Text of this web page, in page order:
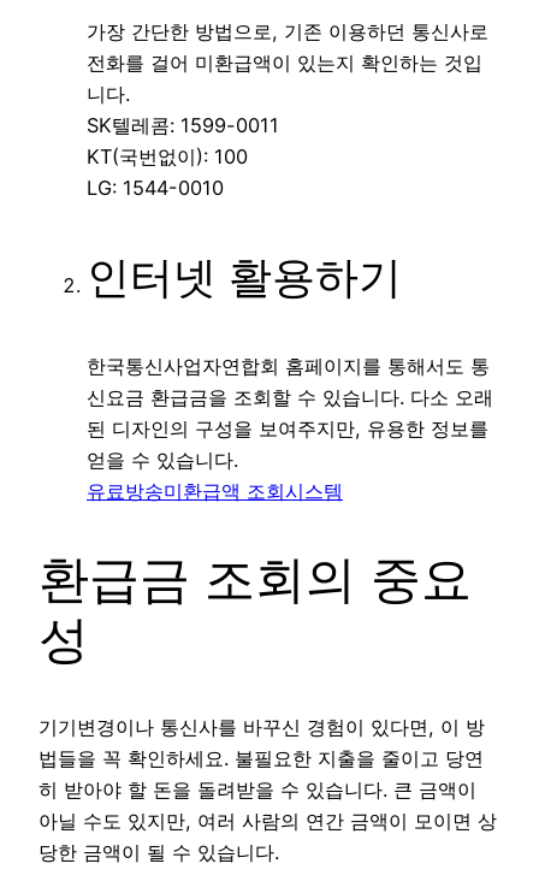
가장 간단한 방법으로, 기존 이용하던 통신사로
전화를 걸어 미환급액이 있는지 확인하는 것입
니다.
SK텔레콤: 1599-0011
KT(국번없이): 100
LG: 1544-0010
인터넷 활용하기
한국통신사업자연합회 홈페이지를 통해서도 통
신요금 환급금을 조회할 수 있습니다. 다소 오래
된 디자인의 구성을 보여주지만, 유용한 정보를
얻을 수 있습니다.
유료방송미환급액 조회시스템
환급금 조회의 중요
성
기기변경이나 통신사를 바꾸신 경험이 있다면, 이 방
법들을 꼭 확인하세요. 불필요한 지출을 줄이고 당연
히 받아야 할 돈을 돌려받을 수 있습니다. 큰 금액이
아닐 수도 있지만, 여러 사람의 연간 금액이 모이면 상
당한 금액이 될 수 있습니다.